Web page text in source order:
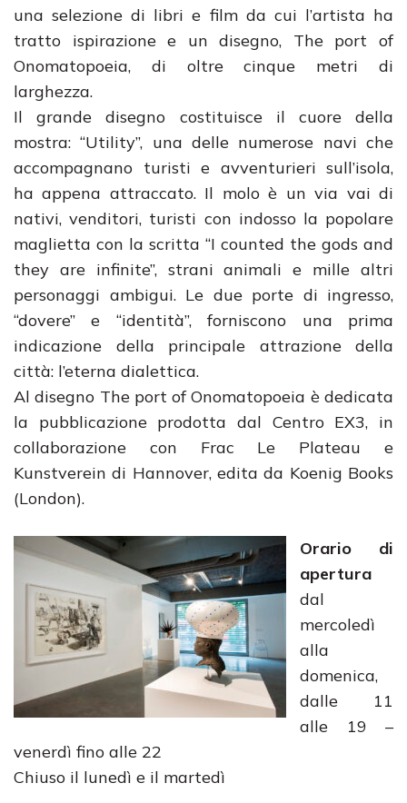
una selezione di libri e film da cui l’artista ha
tratto ispirazione e un disegno, The port of
Onomatopoeia, di oltre cinque metri di
larghezza.
Il grande disegno costituisce il cuore della
mostra: “Utility”, una delle numerose navi che
accompagnano turisti e avventurieri sull’isola,
ha appena attraccato. Il molo è un via vai di
nativi, venditori, turisti con indosso la popolare
maglietta con la scritta “I counted the gods and
they are infinite”, strani animali e mille altri
personaggi ambigui. Le due porte di ingresso,
“dovere” e “identità”, forniscono una prima
indicazione della principale attrazione della
città: l’eterna dialettica.
Al disegno The port of Onomatopoeia è dedicata
la pubblicazione prodotta dal Centro EX3, in
collaborazione con Frac Le Plateau e
Kunstverein di Hannover, edita da Koenig Books
(London).
Orario di
apertura
dal
mercoledì
alla
domenica,
dalle 11
alle 19 –
venerdì fino alle 22
Chiuso il lunedì e il martedì